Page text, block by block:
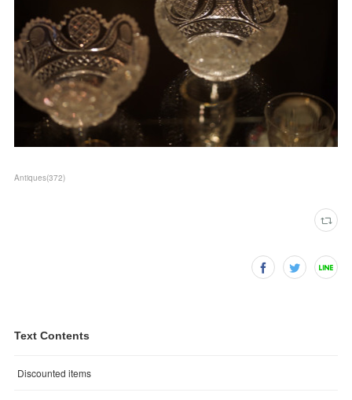
Antiques(372)
Text Contents
Discounted items